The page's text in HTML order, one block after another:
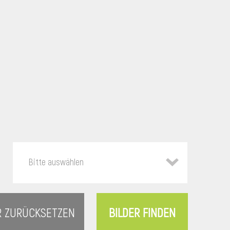
Bitte auswählen